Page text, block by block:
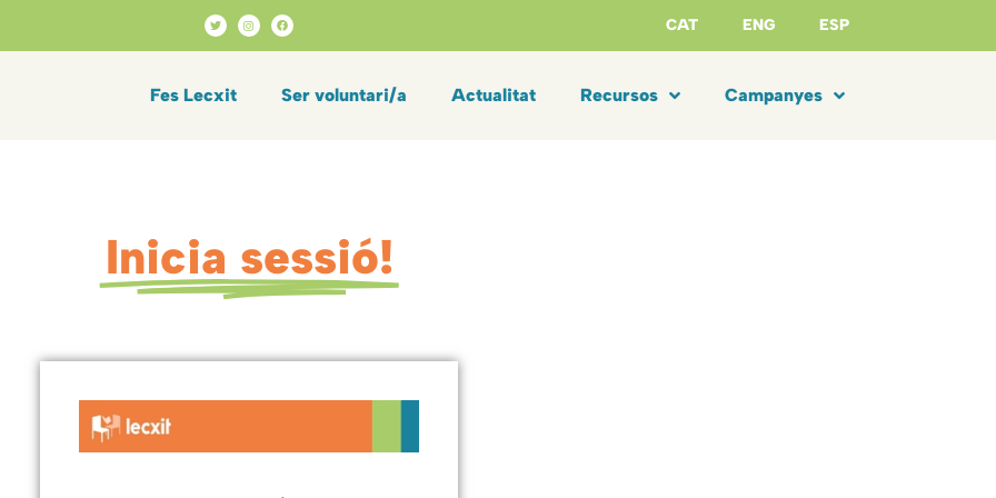
CAT ENG ESP
Fes Lecxit Ser voluntari/a Actualitat Recursos Campanyes
Inicia sessió!